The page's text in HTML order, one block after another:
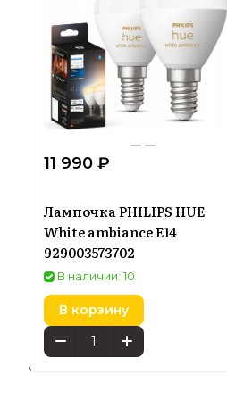
11 990 ₽
Лампочка PHILIPS HUE
White ambiance E14
929003573702
В наличии: 10
В корзину